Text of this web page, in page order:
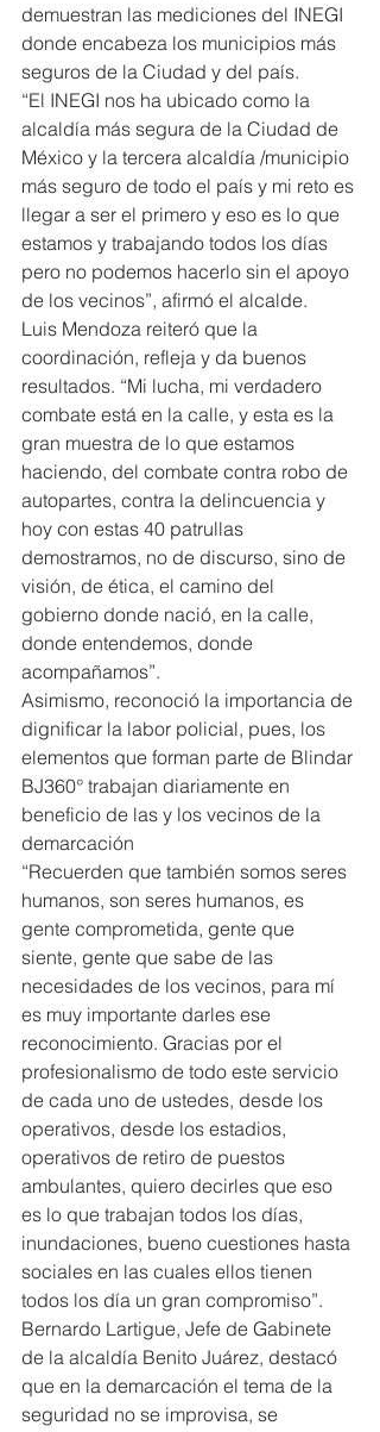
demuestran las mediciones del INEGI
donde encabeza los municipios más
seguros de la Ciudad y del país.
“El INEGI nos ha ubicado como la
alcaldía más segura de la Ciudad de
México y la tercera alcaldía /municipio
más seguro de todo el país y mi reto es
llegar a ser el primero y eso es lo que
estamos y trabajando todos los días
pero no podemos hacerlo sin el apoyo
de los vecinos”, afirmó el alcalde.
Luis Mendoza reiteró que la
coordinación, refleja y da buenos
resultados. “Mi lucha, mi verdadero
combate está en la calle, y esta es la
gran muestra de lo que estamos
haciendo, del combate contra robo de
autopartes, contra la delincuencia y
hoy con estas 40 patrullas
demostramos, no de discurso, sino de
visión, de ética, el camino del
gobierno donde nació, en la calle,
donde entendemos, donde
acompañamos”.
Asimismo, reconoció la importancia de
dignificar la labor policial, pues, los
elementos que forman parte de Blindar
BJ360° trabajan diariamente en
beneficio de las y los vecinos de la
demarcación
“Recuerden que también somos seres
humanos, son seres humanos, es
gente comprometida, gente que
siente, gente que sabe de las
necesidades de los vecinos, para mí
es muy importante darles ese
reconocimiento. Gracias por el
profesionalismo de todo este servicio
de cada uno de ustedes, desde los
operativos, desde los estadios,
operativos de retiro de puestos
ambulantes, quiero decirles que eso
es lo que trabajan todos los días,
inundaciones, bueno cuestiones hasta
sociales en las cuales ellos tienen
todos los día un gran compromiso”.
Bernardo Lartigue, Jefe de Gabinete
de la alcaldía Benito Juárez, destacó
que en la demarcación el tema de la
seguridad no se improvisa, se